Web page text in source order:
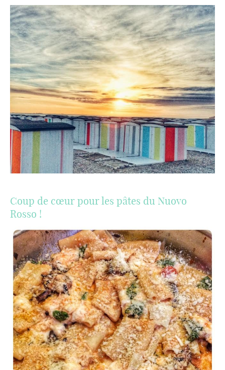
Coup de cœur pour les pâtes du Nuovo
Rosso !